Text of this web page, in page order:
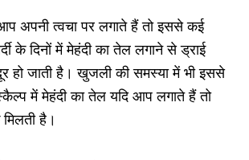
अपनी त्वचा पर लगाते हैं तो इससे कई
के दिनों में मेहंदी का तेल लगाने से ड्राई
हो जाती है। खुजली की समस्या में भी इससे
में मेहंदी का तेल यदि आप लगाते हैं तो
है।